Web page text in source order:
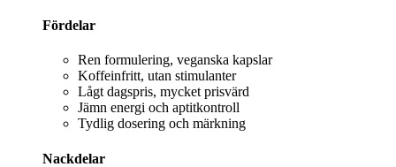
Fördelar
Ren formulering, veganska kapslar
Koffeinfritt, utan stimulanter
Lågt dagspris, mycket prisvärd
Jämn energi och aptitkontroll
Tydlig dosering och märkning
Nackdelar